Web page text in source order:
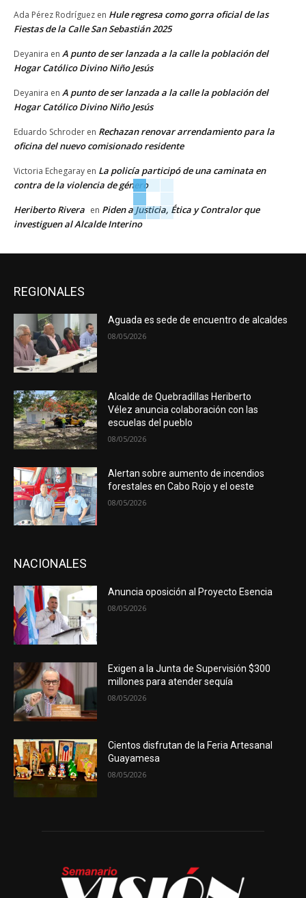
Ada Pérez Rodríguez en Hule regresa como gorra oficial de las
Fiestas de la Calle San Sebastián 2025
Deyanira en A punto de ser lanzada a la calle la población del
Hogar Católico Divino Niño Jesús
Deyanira en A punto de ser lanzada a la calle la población del
Hogar Católico Divino Niño Jesús
Eduardo Schroder en Rechazan renovar arrendamiento para la
oficina del nuevo comisionado residente
Victoria Echegaray en La policía participó de una caminata en
contra de la violencia de género
Heriberto Rivera en Piden a Justicia, Ética y Contralor que
investiguen al Alcalde Interino
REGIONALES
Aguada es sede de encuentro de alcaldes
08/05/2026
Alcalde de Quebradillas Heriberto
Vélez anuncia colaboración con las
escuelas del pueblo
08/05/2026
Alertan sobre aumento de incendios
forestales en Cabo Rojo y el oeste
08/05/2026
NACIONALES
Anuncia oposición al Proyecto Esencia
08/05/2026
Exigen a la Junta de Supervisión $300
millones para atender sequía
08/05/2026
Cientos disfrutan de la Feria Artesanal
Guayamesa
08/05/2026